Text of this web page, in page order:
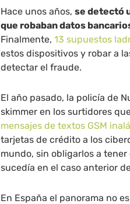
Hace unos años,se detectó
que robaban datos
Finalmente,13 supuestos
estos dispositivos y robar a
detectar el fraude.
El año pasado, la policía de
skimmer en los surtidores
mensajes de textos GSM
tarjetas de crédito a los
mundo, sin obligarlos a
sucedía en el caso anterior
En España el panorama no